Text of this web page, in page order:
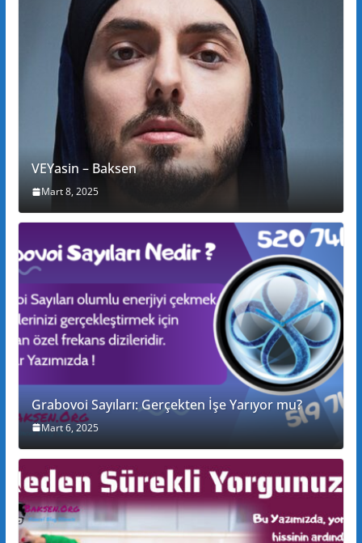
VEYasin – Baksen
Mart 8, 2025
Grabovoi Sayıları: Gerçekten İşe Yarıyor mu?
Mart 6, 2025